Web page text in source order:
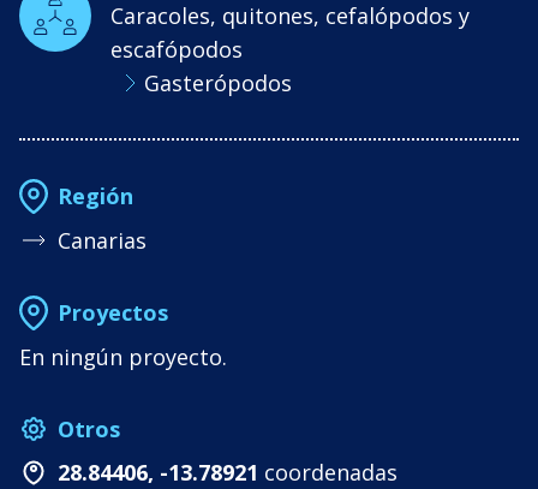
Caracoles, quitones, cefalópodos y
escafópodos
Gasterópodos
Región
Canarias
Proyectos
En ningún proyecto.
Otros
28.84406, -13.78921 coordenadas